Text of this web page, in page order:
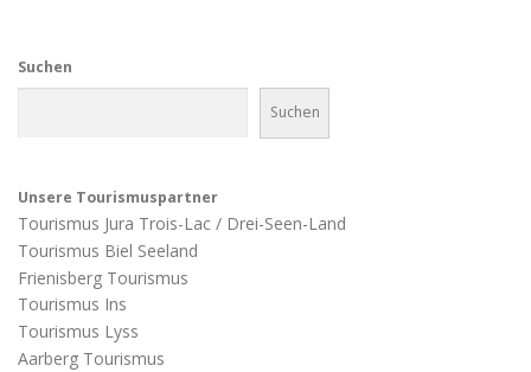
Suchen
Suchen
Unsere Tourismuspartner
Tourismus Jura Trois-Lac / Drei-Seen-Land
Tourismus Biel Seeland
Frienisberg Tourismus
Tourismus Ins
Tourismus Lyss
Aarberg Tourismus